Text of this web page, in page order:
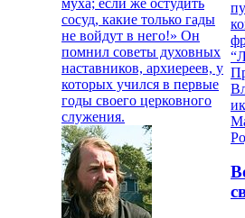
сосуд, какие только гады
не войдут в него!» Он
помнил советы духовных
наставников, архиереев, у
которых учился в первые
годы своего церковного
служения.